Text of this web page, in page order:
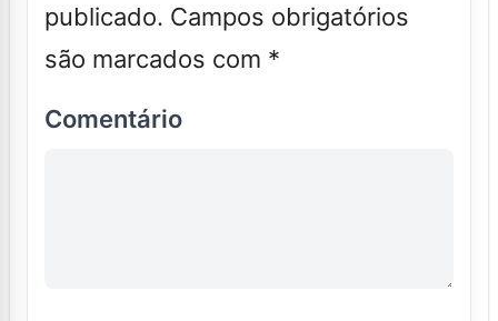
publicado. Campos obrigatórios
são marcados com *
Comentário